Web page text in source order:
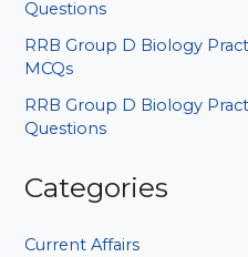
Questions
RRB Group D Biology
MCQs
RRB Group D Biology
Questions
Categories
Current Affairs